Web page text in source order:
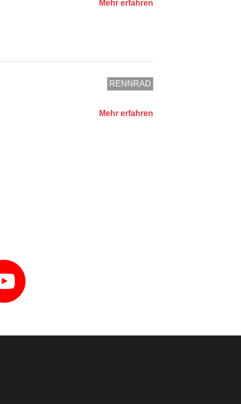
Mehr erfahren
RENNRAD
Mehr erfahren